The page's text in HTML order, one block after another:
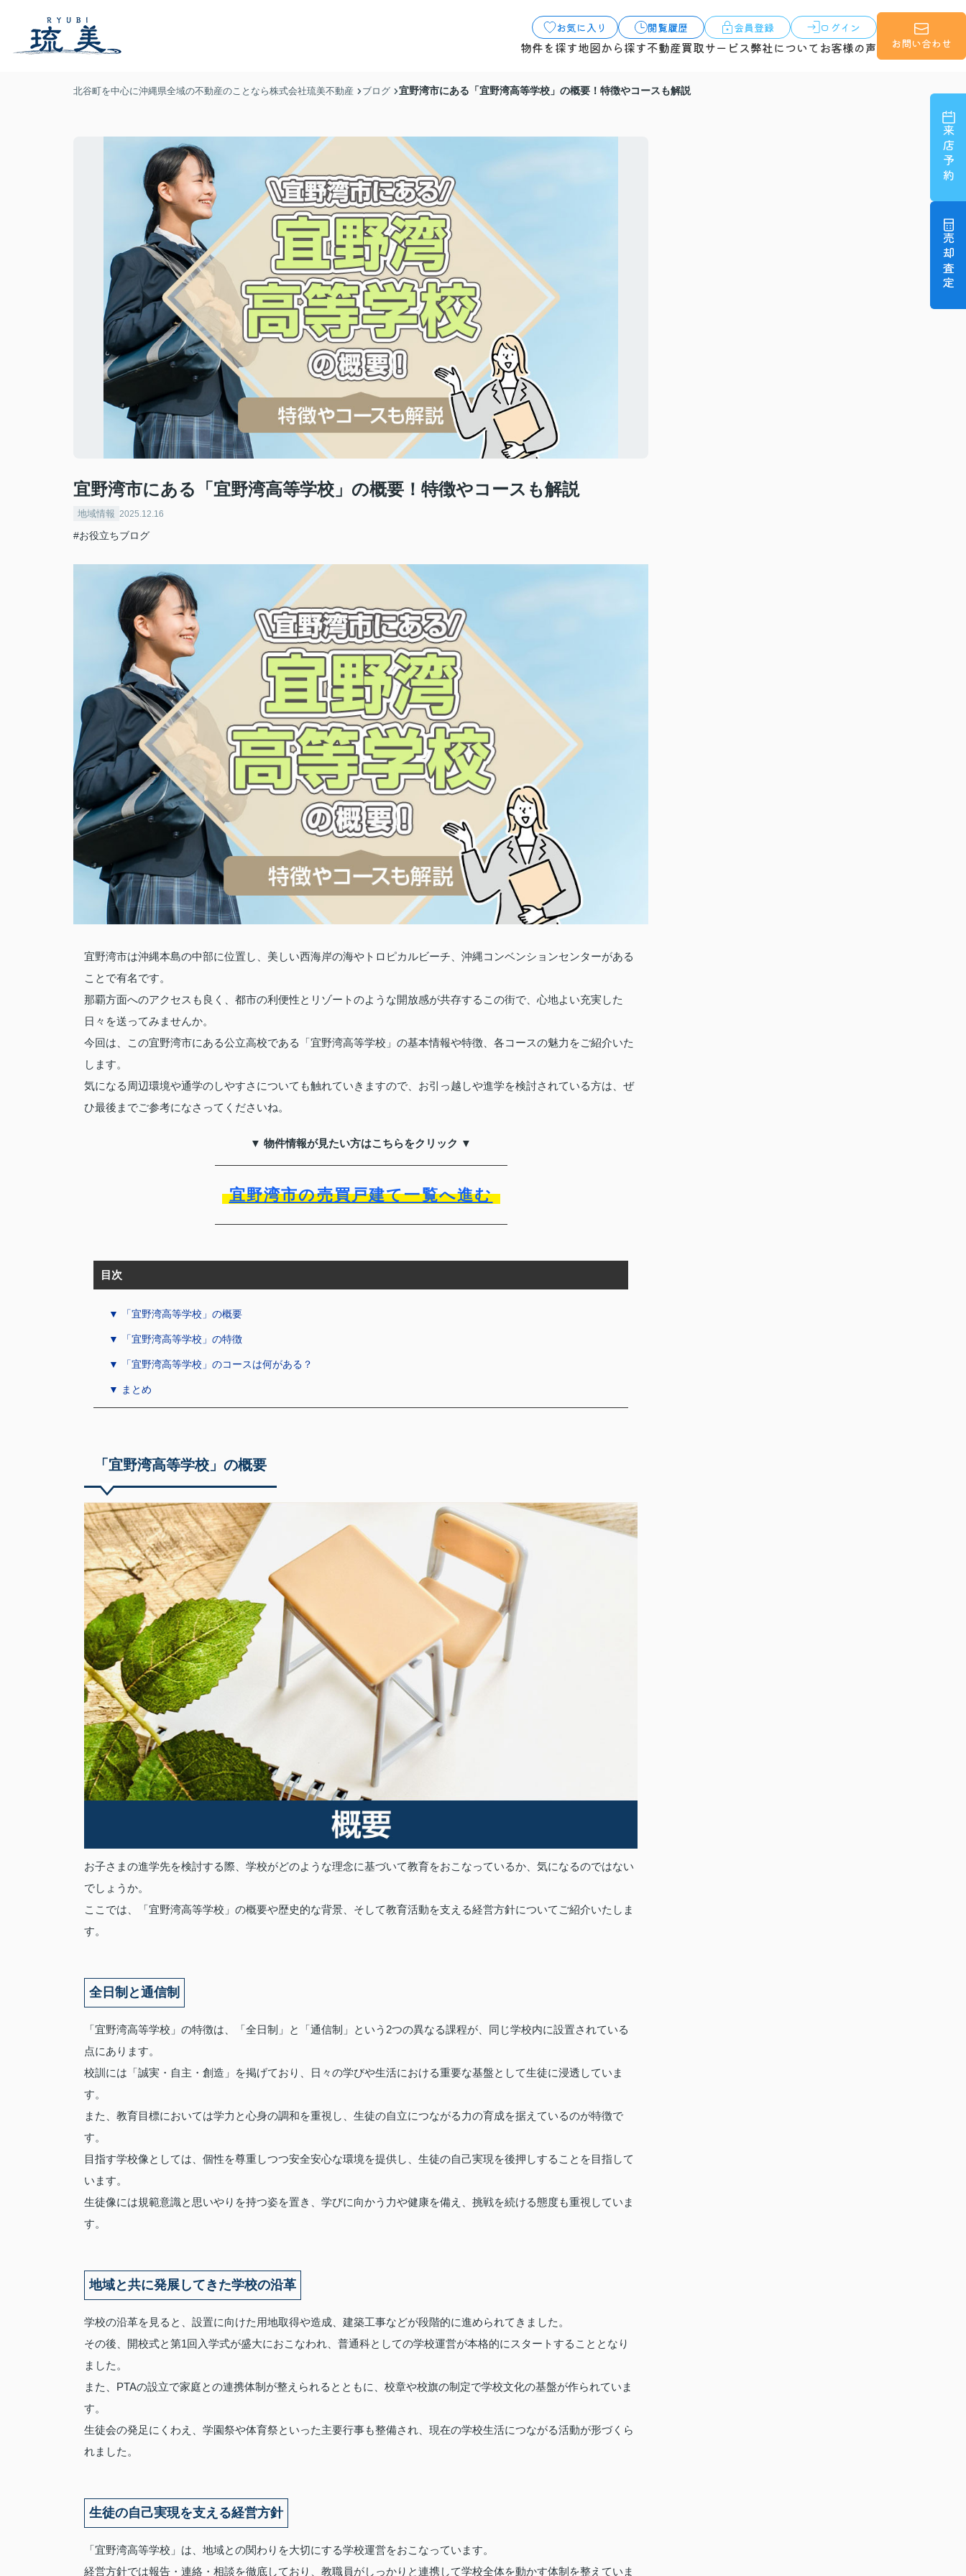
お気に入り 閲覧履歴 会員登録 ログイン
物件を探す地図から探す不動産買取サービス弊社について お客様の声 お問い合わせ
来店予約
売却査定
北谷町を中心に沖縄県全域の不動産のことなら株式会社琉美不動産 ブログ 宜野湾市にある「宜野湾高等学校」の概要！特徴やコースも解説
宜野湾市にある「宜野湾高等学校」の概要！特徴やコースも解説
地域情報 2025.12.16
#お役立ちブログ
宜野湾市は沖縄本島の中部に位置し、美しい西海岸の海やトロピカルビーチ、沖縄コンベンションセンターがある
ことで有名です。
那覇方面へのアクセスも良く、都市の利便性とリゾートのような開放感が共存するこの街で、心地よい充実した
日々を送ってみませんか。
今回は、この宜野湾市にある公立高校である「宜野湾高等学校」の基本情報や特徴、各コースの魅力をご紹介いた
します。
気になる周辺環境や通学のしやすさについても触れていきますので、お引っ越しや進学を検討されている方は、ぜ
ひ最後までご参考になさってくださいね。
▼ 物件情報が見たい方はこちらをクリック ▼
宜野湾市の売買戸建て一覧へ進む
目次
▼ 「宜野湾高等学校」の概要
▼ 「宜野湾高等学校」の特徴
▼ 「宜野湾高等学校」のコースは何がある？
▼ まとめ
「宜野湾高等学校」の概要
お子さまの進学先を検討する際、学校がどのような理念に基づいて教育をおこなっているか、気になるのではない
でしょうか。
ここでは、「宜野湾高等学校」の概要や歴史的な背景、そして教育活動を支える経営方針についてご紹介いたしま
す。
全日制と通信制
「宜野湾高等学校」の特徴は、「全日制」と「通信制」という2つの異なる課程が、同じ学校内に設置されている
点にあります。
校訓には「誠実・自主・創造」を掲げており、日々の学びや生活における重要な基盤として生徒に浸透していま
す。
また、教育目標においては学力と心身の調和を重視し、生徒の自立につながる力の育成を据えているのが特徴で
す。
目指す学校像としては、個性を尊重しつつ安全安心な環境を提供し、生徒の自己実現を後押しすることを目指して
います。
生徒像には規範意識と思いやりを持つ姿を置き、学びに向かう力や健康を備え、挑戦を続ける態度も重視していま
す。
地域と共に発展してきた学校の沿革
学校の沿革を見ると、設置に向けた用地取得や造成、建築工事などが段階的に進められてきました。
その後、開校式と第1回入学式が盛大におこなわれ、普通科としての学校運営が本格的にスタートすることとなり
ました。
また、PTAの設立で家庭との連携体制が整えられるとともに、校章や校旗の制定で学校文化の基盤が作られていま
す。
生徒会の発足にくわえ、学園祭や体育祭といった主要行事も整備され、現在の学校生活につながる活動が形づくら
れました。
生徒の自己実現を支える経営方針
「宜野湾高等学校」は、地域との関わりを大切にする学校運営をおこなっています。
経営方針では報告・連絡・相談を徹底しており、教職員がしっかりと連携して学校全体を動かす体制を整えていま